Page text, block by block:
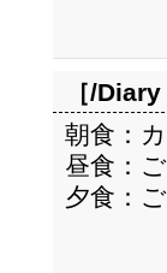
［/Diary
朝食：
昼食：
夕食：